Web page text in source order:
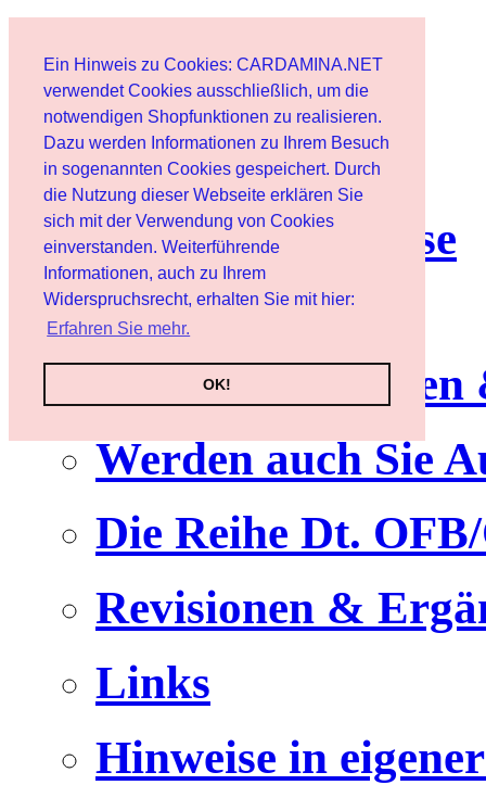
Ein Hinweis zu Cookies: CARDAMINA.NET
verwendet Cookies ausschließlich, um die
notwendigen Shopfunktionen zu realisieren.
Dazu werden Informationen zu Ihrem Besuch
in sogenannten Cookies gespeichert. Durch
die Nutzung dieser Webseite erklären Sie
sich mit der Verwendung von Cookies
einverstanden. Weiterführende
Informationen, auch zu Ihrem
Widerspruchsrecht, erhalten Sie mit hier:
Erfahren Sie mehr.
OK!
Benutzer
Newsletter
Nutzungshinweise
Service
Werden auch Sie
Die Reihe Dt.
Revisionen &
Links
Hinweise in